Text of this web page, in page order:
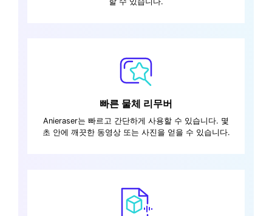
빠른 물체 리무버
Anieraser는 빠르고 간단하게 사용할 수 있습니다. 몇
초 안에 깨끗한 동영상 또는 사진을 얻을 수 있습니다.